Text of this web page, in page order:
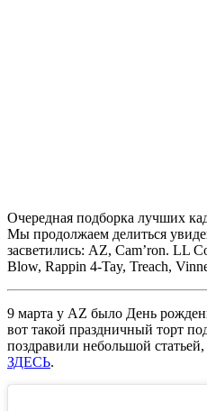
Очередная подборка лучших
Мы продолжаем делиться
засветились: AZ, Cam’ron. LL
Blow, Rappin 4-Tay, Treach,
9 марта у AZ было День
вот такой праздничный торт
поздравили небольшой
ЗДЕСЬ.